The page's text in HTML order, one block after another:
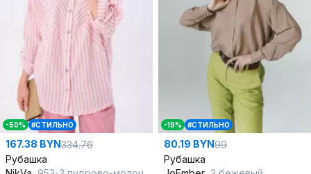
-50% #СТИЛЬНО
167.38 BYN334.76
Рубашка
-19% #СТИЛЬНО
80.19 BYN99
Рубашка